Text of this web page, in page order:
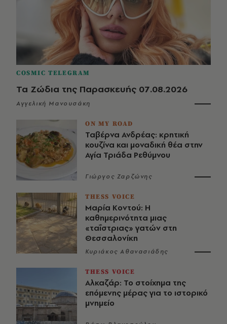
COSMIC TELEGRAM
Τα Ζώδια της Παρασκευής 07.08.2026
Αγγελική Μανουσάκη
ON MY ROAD
Ταβέρνα Ανδρέας: κρητική
κουζίνα και μοναδική θέα στην
Αγία Τριάδα Ρεθύμνου
Γιώργος Ζαρζώνης
THESS VOICE
Μαρία Κοντού: Η
καθημερινότητα μιας
«ταΐστριας» γατών στη
Θεσσαλονίκη
Κυριάκος Αθανασιάδης
THESS VOICE
Αλκαζάρ: Το στοίχημα της
επόμενης μέρας για το ιστορικό
μνημείο